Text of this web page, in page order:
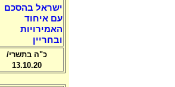
ישראל בהסכם
עם איחוד
האמירויות
ובחריין
כ"ה בתשרי/
13.10.20